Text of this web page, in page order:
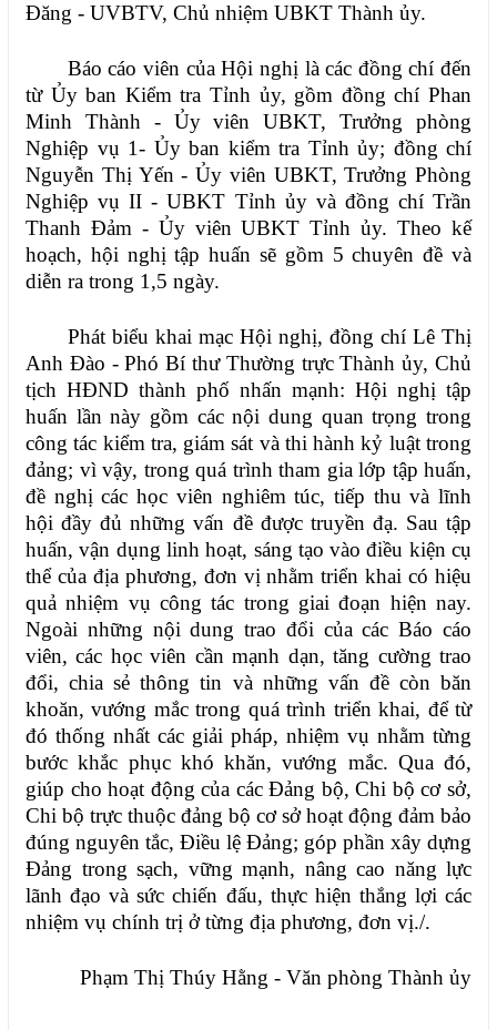
Đăng - UVBTV, Chủ nhiệm UBKT Thành ủy.
Báo cáo viên của Hội nghị là các đồng chí đến
từ Ủy ban Kiểm tra Tỉnh ủy, gồm đồng chí Phan
Minh Thành - Ủy viên UBKT, Trưởng phòng
Nghiệp vụ 1- Ủy ban kiểm tra Tỉnh ủy; đồng chí
Nguyễn Thị Yến - Ủy viên UBKT, Trưởng Phòng
Nghiệp vụ II - UBKT Tỉnh ủy và đồng chí Trần
Thanh Đảm - Ủy viên UBKT Tỉnh ủy. Theo kế
hoạch, hội nghị tập huấn sẽ gồm 5 chuyên đề và
diễn ra trong 1,5 ngày.
Phát biểu khai mạc Hội nghị, đồng chí Lê Thị
Anh Đào - Phó Bí thư Thường trực Thành ủy, Chủ
tịch HĐND thành phố nhấn mạnh: Hội nghị tập
huấn lần này gồm các nội dung quan trọng trong
công tác kiểm tra, giám sát và thi hành kỷ luật trong
đảng; vì vậy, trong quá trình tham gia lớp tập huấn,
đề nghị các học viên nghiêm túc, tiếp thu và lĩnh
hội đầy đủ những vấn đề được truyền đạ. Sau tập
huấn, vận dụng linh hoạt, sáng tạo vào điều kiện cụ
thể của địa phương, đơn vị nhằm triển khai có hiệu
quả nhiệm vụ công tác trong giai đoạn hiện nay.
Ngoài những nội dung trao đổi của các Báo cáo
viên, các học viên cần mạnh dạn, tăng cường trao
đổi, chia sẻ thông tin và những vấn đề còn băn
khoăn, vướng mắc trong quá trình triển khai, để từ
đó thống nhất các giải pháp, nhiệm vụ nhằm từng
bước khắc phục khó khăn, vướng mắc. Qua đó,
giúp cho hoạt động của các Đảng bộ, Chi bộ cơ sở,
Chi bộ trực thuộc đảng bộ cơ sở hoạt động đảm bảo
đúng nguyên tắc, Điều lệ Đảng; góp phần xây dựng
Đảng trong sạch, vững mạnh, nâng cao năng lực
lãnh đạo và sức chiến đấu, thực hiện thắng lợi các
nhiệm vụ chính trị ở từng địa phương, đơn vị./.
Phạm Thị Thúy Hằng - Văn phòng Thành ủy